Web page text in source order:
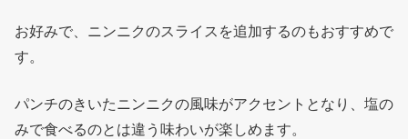
お好みで、ニンニクのスライスを追加するのもおすすめで
す。
パンチのきいたニンニクの風味がアクセントとなり、塩の
みで食べるのとは違う味わいが楽しめます。